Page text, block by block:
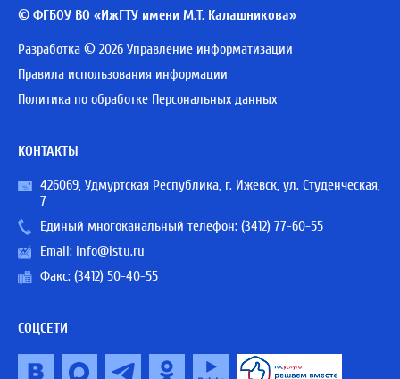
© ФГБОУ ВО «ИжГТУ имени М.Т. Калашникова»
Разработка © 2026 Управление информатизации
Правила использования информации
Политика по обработке Персональных данных
КОНТАКТЫ
426069, Удмуртская Республика, г. Ижевск, ул. Студенческая,
7
Единый многоканальный телефон: (3412) 77-60-55
Email: info@istu.ru
Факс: (3412) 50-40-55
СОЦСЕТИ